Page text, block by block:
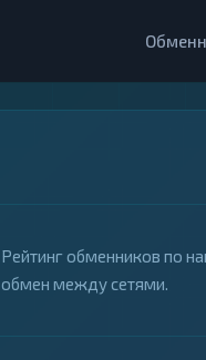
Рейтинг обменников по
обмен между сетями.